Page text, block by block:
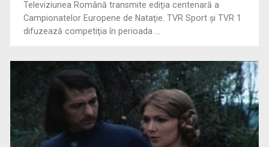
"Robin Hood"-ul serialelor coreene: "Iljimae, hoţul fantomă",
Televiziunea Română transmite ediţia centenară a
Campionatelor Europene de Nataţie. TVR Sport şi TVR 1
difuzează competiţia în perioada ...